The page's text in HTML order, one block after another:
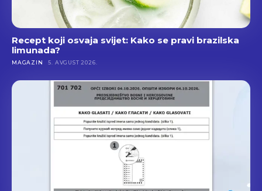
Recept koji osvaja svijet: Kako se pravi brazilska
limunada?
MAGAZIN 5. AVGUST 2026.